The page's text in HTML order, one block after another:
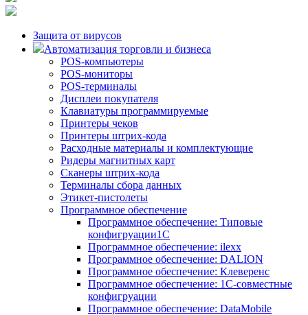
Защита от вирусов
Автоматизация торговли и бизнеса
POS-компьютеры
POS-мониторы
POS-терминалы
Дисплеи покупателя
Клавиатуры программируемые
Принтеры чеков
Принтеры штрих-кода
Расходные материалы и комплектующие
Ридеры магнитных карт
Сканеры штрих-кода
Терминалы сбора данных
Этикет-пистолеты
Программное обеспечение
Программное обеспечение: Типовые
конфигруации1С
Программное обеспечение: ilexx
Программное обеспечение: DALION
Программное обеспечение: Клеверенс
Программное обеспечение: 1С-совместные
конфигруации
Программное обеспечение: DataMobile